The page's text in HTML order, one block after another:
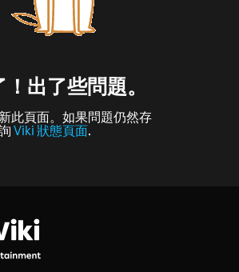
出了些問題。
此頁面。如果問題仍然存
Viki 狀態頁面.